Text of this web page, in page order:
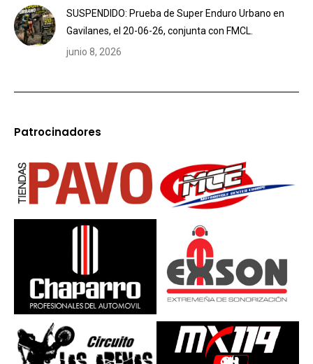
SUSPENDIDO: Prueba de Super Enduro Urbano en
Gavilanes, el 20-06-26, conjunta con FMCL.
junio 8, 2026
Patrocinadores